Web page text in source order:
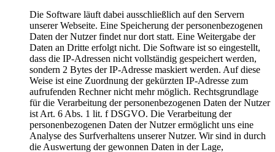
Die Software läuft dabei ausschließlich auf den Servern
unserer Webseite. Eine Speicherung der personenbezogenen
Daten der Nutzer findet nur dort statt. Eine Weitergabe der
Daten an Dritte erfolgt nicht. Die Software ist so eingestellt,
dass die IP-Adressen nicht vollständig gespeichert werden,
sondern 2 Bytes der IP-Adresse maskiert werden. Auf diese
Weise ist eine Zuordnung der gekürzten IP-Adresse zum
aufrufenden Rechner nicht mehr möglich. Rechtsgrundlage
für die Verarbeitung der personenbezogenen Daten der Nutzer
ist Art. 6 Abs. 1 lit. f DSGVO. Die Verarbeitung der
personenbezogenen Daten der Nutzer ermöglicht uns eine
Analyse des Surfverhaltens unserer Nutzer. Wir sind in durch
die Auswertung der gewonnen Daten in der Lage,